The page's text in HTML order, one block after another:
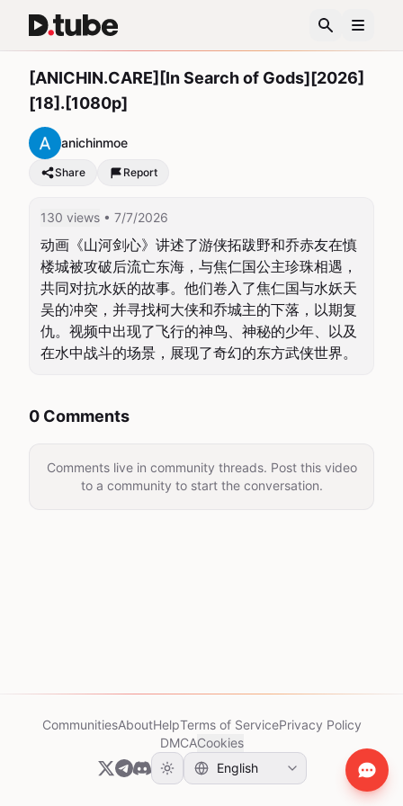
[ANICHIN.CARE][In Search of Gods][2026]
[18].[1080p]
anichinmoe
Share Report
130 views • 7/7/2026
动画《山河剑心》讲述了游侠拓跋野和乔赤友在慎
楼城被攻破后流亡东海，与焦仁国公主珍珠相遇，
共同对抗水妖的故事。他们卷入了焦仁国与水妖天
吴的冲突，并寻找柯大侠和乔城主的下落，以期复
仇。视频中出现了飞行的神鸟、神秘的少年、以及
在水中战斗的场景，展现了奇幻的东方武侠世界。
0 Comments
Comments live in community threads. Post this video
to a community to start the conversation.
CommunitiesAboutHelpTerms of ServicePrivacy Policy
DMCACookies